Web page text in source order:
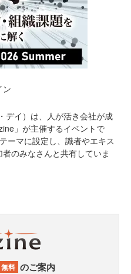
ン
デイ）は、人が活き会社が成
」が主催するイベントで
ーマに設定し、識者やエキス
のみなさんと共有していま
無料 のご案内